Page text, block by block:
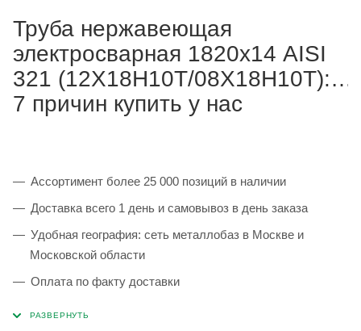
Труба нержавеющая
электросварная 1820х14 AISI
321 (12Х18Н10Т/08Х18Н10Т):
7 причин купить у нас
Ассортимент более 25 000 позиций в наличии
Доставка всего 1 день и самовывоз в день заказа
Удобная география: сеть металлобаз в Москве и
Московской области
Оплата по факту доставки